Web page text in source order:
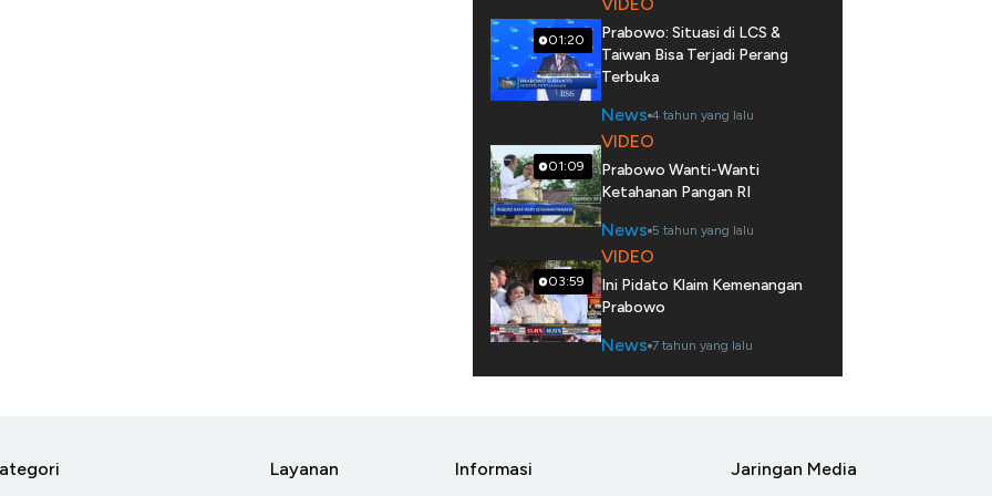
01:20
Prabowo: Situasi di LCS &
Taiwan Bisa Terjadi Perang
Terbuka
News 4 tahun yang lalu
01:09
VIDEO
Prabowo Wanti-Wanti
Ketahanan Pangan RI
News 5 tahun yang lalu
03:59
VIDEO
Ini Pidato Klaim Kemenangan
Prabowo
News 7 tahun yang lalu
Layanan Informasi Jaringan Media